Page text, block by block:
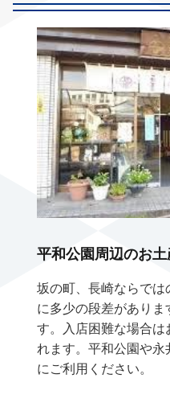
平和公園周辺のお土
坂の町、長崎ならでは
に多少の段差があり
す。入店困難な場合
れます。平和公園や
にご利用ください。